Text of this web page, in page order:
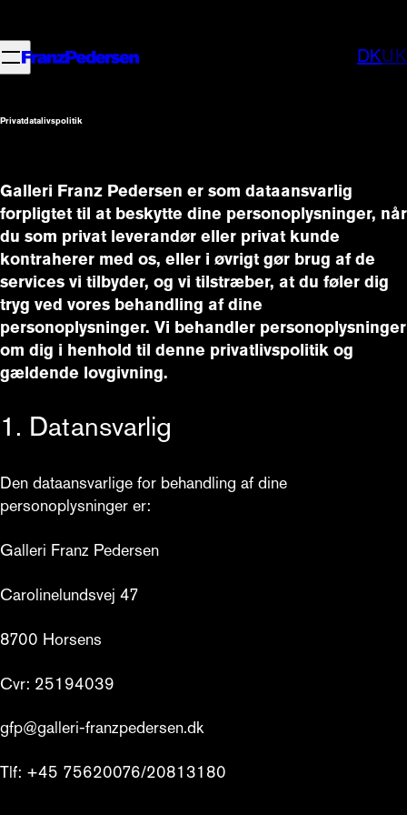
DKUK
Privatdatalivspolitik
Galleri Franz Pedersen er som dataansvarlig
forpligtet til at beskytte dine personoplysninger, når
du som privat leverandør eller privat kunde
kontraherer med os, eller i øvrigt gør brug af de
services vi tilbyder, og vi tilstræber, at du føler dig
tryg ved vores behandling af dine
personoplysninger. Vi behandler personoplysninger
om dig i henhold til denne privatlivspolitik og
gældende lovgivning.
1. Datansvarlig
Den dataansvarlige for behandling af dine
personoplysninger er:
Galleri Franz Pedersen
Carolinelundsvej 47
8700 Horsens
Cvr: 25194039
gfp@galleri-franzpedersen.dk
Tlf: +45 75620076/20813180